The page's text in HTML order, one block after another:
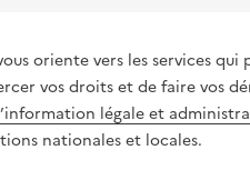
vers les services qui permettent de
vos droits et de faire vos
légale et
nationales et locales.